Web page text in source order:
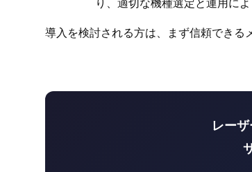
導入を検討される方は、まず信頼でき
レー